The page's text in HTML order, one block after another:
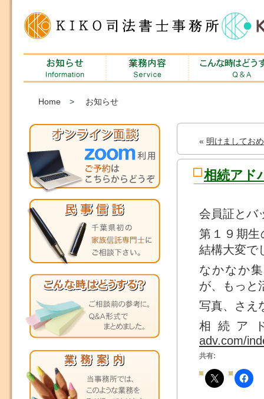
Home > お知らせ
« 明けましてお
相続アド
会員証とバ
第１９期生
結構大変で
なかなか
が、もっと
写真、さえ
相続ア
adv.com/
共有: